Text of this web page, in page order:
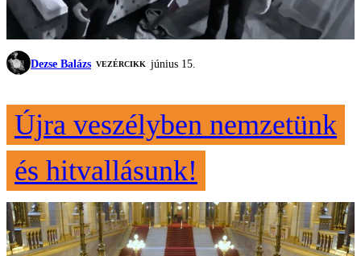
Dezse Balázs VEZÉRCIKK június 15.
Újra veszélyben nemzetünk
és hitvallásunk!